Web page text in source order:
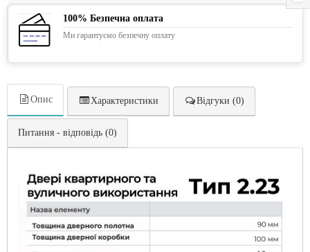
100% Безпечна оплата
Ми гарантуємо безпечну оплату
Опис Характеристики Відгуки (0)
Питання - відповідь (0)